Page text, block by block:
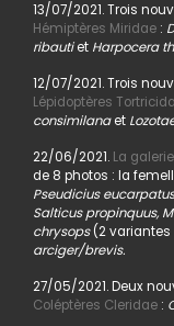
13/07/2021. Trois
Hémiptères Miridae:
ribautiet Harpocera
12/07/2021. Trois
Lépidoptères
consimilanaet
22/06/2021. La
de 8 photos : la
Pseudicius
Salticus propinquus,
chrysops(2 variantes
arciger/brevis.
27/05/2021. Deux
Coléptères Cleridae: